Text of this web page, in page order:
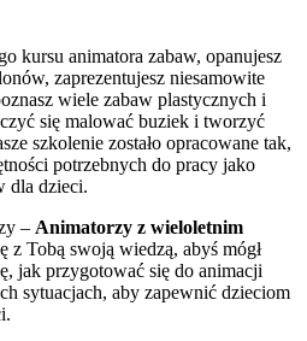
kursu animatora zabaw, opanujesz
zaprezentujesz niesamowite
wiele zabaw plastycznych i
się malować buziek i tworzyć
szkolenie zostało opracowane tak,
potrzebnych do pracy jako
dla dzieci.
– Animatorzy z wieloletnim
z Tobą swoją wiedzą, abyś mógł
jak przygotować się do animacji
sytuacjach, aby zapewnić dzieciom